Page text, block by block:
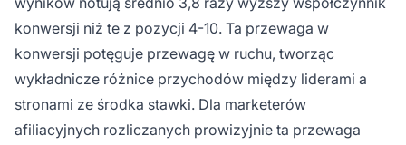
konwersji niż te z pozycji 4-10. Ta przewaga w
konwersji potęguje przewagę w ruchu, tworząc
wykładnicze różnice przychodów między liderami a
stronami ze środka stawki. Dla marketerów
afiliacyjnych rozliczanych prowizyjnie ta przewaga